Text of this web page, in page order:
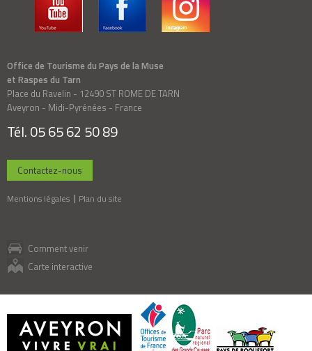
Office de Tourisme du Pays de la Muse
et Raspes du Tarn
Place du Ravelin - 12490 ST ROME DE TARN
Aveyron - Midi-Pyrénées - France
Tél. 05 65 62 50 89
Contactez-nous
Mentions légales Plan du site
Comment venir
Carte interactive